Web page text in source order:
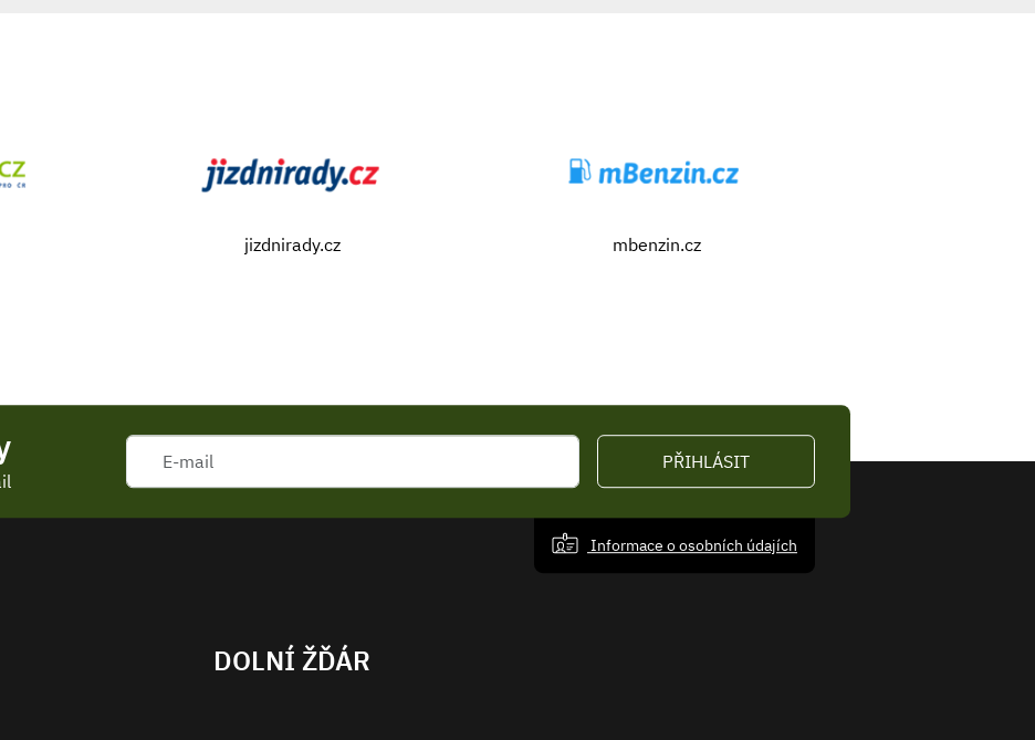
jizdnirady.cz mbenzin.cz
PŘIHLÁSIT
Informace o osobních údajích
DOLNÍ ŽĎÁR